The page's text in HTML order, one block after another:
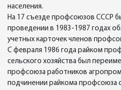
населения.
На 17 съезде профсоюзов СССР
проведении в 1983-1987 годах
учетных карточек членов
С февраля 1986 года райком
сельского хозяйства был
профсоюза работников
подчинении райкома профсоюза